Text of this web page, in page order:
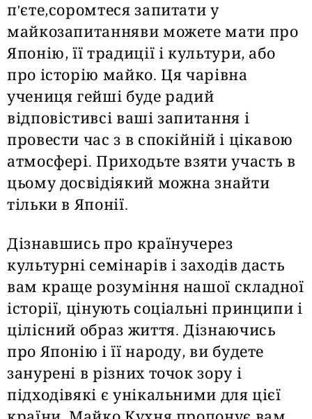
п'єте,соромтеся запитати у
майкозапитанняви можете мати про
Японію, її традиції і культури, або
про історію майко. Ця чарівна
учениця гейші буде радий
відповістивсі ваші запитання і
провести час з в спокійній і цікавою
атмосфері. Приходьте взяти участь в
цьому досвідіякий можна знайти
тільки в Японії.
Дізнавшись про країнучерез
культурні семінарів і заходів дасть
вам краще розуміння нашої складної
історії, цінують соціальні принципи і
цілісний образ життя. Дізнаючись
про Японію і її народу, ви будете
занурені в різних точок зору і
підходівякі є унікальними для цієї